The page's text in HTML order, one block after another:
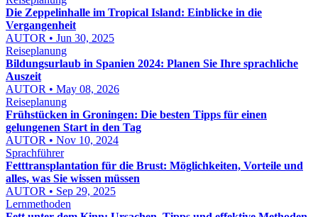
Die Zeppelinhalle im Tropical Island: Einblicke in die
Vergangenheit
AUTOR • Jun 30, 2025
Reiseplanung
Bildungsurlaub in Spanien 2024: Planen Sie Ihre sprachliche
Auszeit
AUTOR • May 08, 2026
Reiseplanung
Frühstücken in Groningen: Die besten Tipps für einen
gelungenen Start in den Tag
AUTOR • Nov 10, 2024
Sprachführer
Fetttransplantation für die Brust: Möglichkeiten, Vorteile und
alles, was Sie wissen müssen
AUTOR • Sep 29, 2025
Lernmethoden